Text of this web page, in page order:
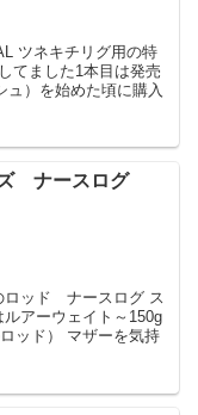
ツネキチリグ用の特
てました1本目は発売
ュ）を始めた頃に購入
ナースログ
ロッド ナースログ ス
アーウェイト～150g
ッド） マザーを気持